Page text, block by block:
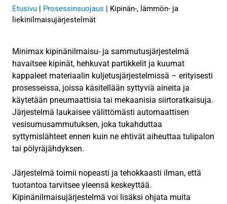
Etusivu Prosessinsuojaus
Kipinän-, lämmön- ja
liekinilmaisujärjestelmät
Minimax kipinänilmaisu- ja sammutusjärjestelmä
havaitsee kipinät, hehkuvat partikkelit ja kuumat
kappaleet materiaalin kuljetusjärjestelmissä – erityisesti
prosesseissa, joissa käsitellään syttyviä aineita ja
käytetään pneumaattisia tai mekaanisia siirtoratkaisuja.
Järjestelmä laukaisee välittömästi automaattisen
vesisumusammutuksen, joka tukahduttaa
syttymislähteet ennen kuin ne ehtivät aiheuttaa tulipalon
tai pölyräjähdyksen.
Järjestelmä toimii nopeasti ja tehokkaasti ilman, että
tuotantoa tarvitsee yleensä keskeyttää.
Kipinänilmaisujärjestelmä voi lisäksi ohjata muita